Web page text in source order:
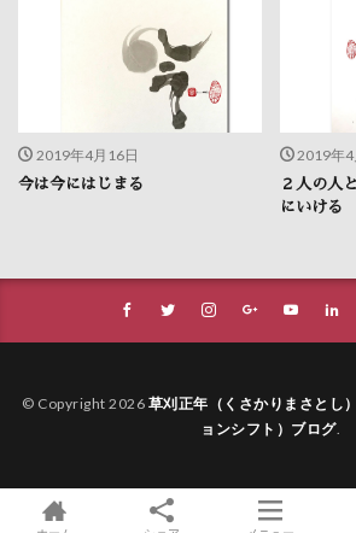
2019年4月16日
今は今にはじまる
2019年4
２人の人
にいける
© Copyright 2026 草刈正年（くさかりまさとし
ョンシフト）ブログ.